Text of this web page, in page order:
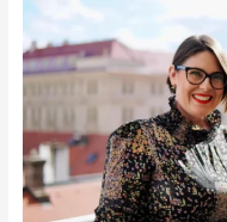
nestačí,
rovné
odměňování
potřeba
prosazovat
v praxi